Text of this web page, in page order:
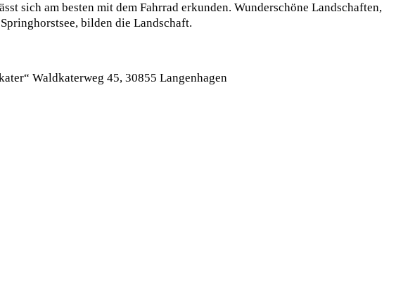
sich am besten mit dem Fahrrad erkunden. Wunderschöne Landschaften,
bilden die Landschaft.
Waldkaterweg 45, 30855 Langenhagen